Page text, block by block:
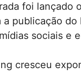
foi lançado
publicação
sociais e
cresceu